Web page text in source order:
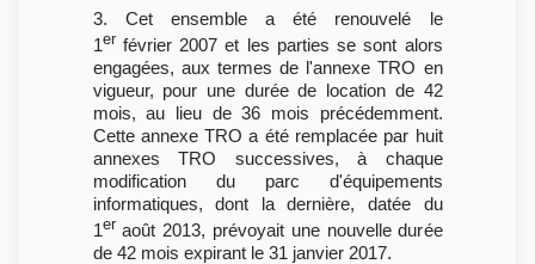
3. Cet ensemble a été renouvelé le
1er février 2007 et les parties se sont alors
engagées, aux termes de l'annexe TRO en
vigueur, pour une durée de location de 42
mois, au lieu de 36 mois précédemment.
Cette annexe TRO a été remplacée par huit
annexes TRO successives, à chaque
modification du parc d'équipements
informatiques, dont la dernière, datée du
1er août 2013, prévoyait une nouvelle durée
de 42 mois expirant le 31 janvier 2017.